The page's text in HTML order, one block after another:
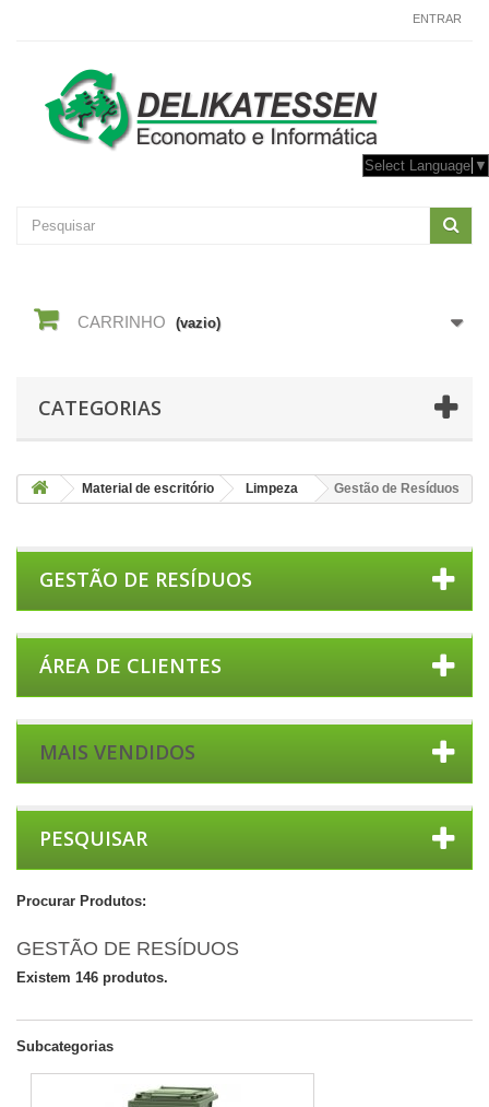
ENTRAR
Select Language ▼
CARRINHO (vazio)
CATEGORIAS
Material de escritório Limpeza Gestão de Resíduos
GESTÃO DE RESÍDUOS
ÁREA DE CLIENTES
MAIS VENDIDOS
PESQUISAR
Procurar Produtos:
GESTÃO DE RESÍDUOS
Existem 146 produtos.
Subcategorias